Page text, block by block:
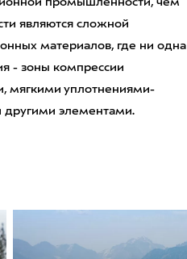
промышленности, чем
являются сложной
материалов, где ни одна
- зоны компрессии
мягкими уплотнениями-
другими элементами.